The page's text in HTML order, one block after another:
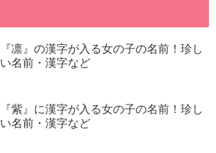
『凛』の漢字が入る女の子の名前！珍し
い名前・漢字など
『紫』に漢字が入る女の子の名前！珍し
い名前・漢字など